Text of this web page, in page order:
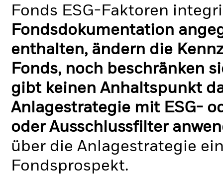
Fonds ESG-Faktoren
Fondsdokumentation
enthalten, ändern die
Fonds, noch beschränken
gibt keinen Anhaltspunkt
Anlagestrategie mit ESG-
oder Ausschlussfilter
über die Anlagestrategie
Fondsprospekt.